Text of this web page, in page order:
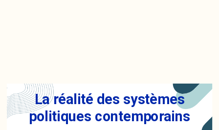
La réalité des systèmes
politiques contemporains